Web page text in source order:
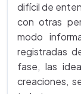
difícil de
con otras
modo
registradas
fase, las
creaciones,